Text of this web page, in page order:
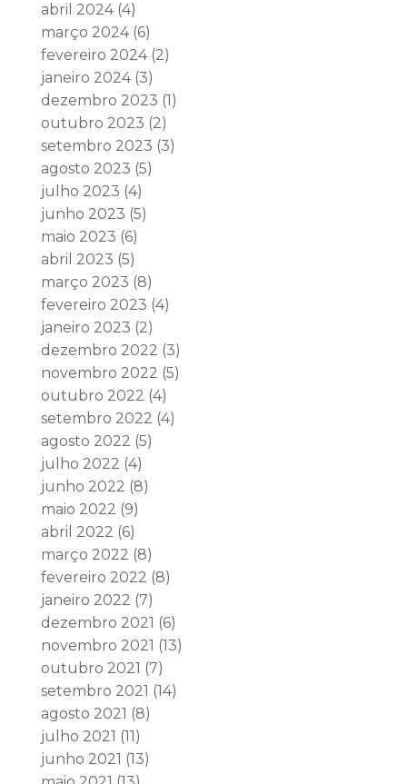
abril 2024(4)
março 2024(6)
fevereiro 2024(2)
janeiro 2024(3)
dezembro 2023 (1)
outubro 2023 (2)
setembro 2023 (3)
agosto 2023 (5)
julho 2023 (4)
junho 2023 (5)
maio 2023 (6)
abril 2023 (5)
março 2023 (8)
fevereiro 2023 (4)
janeiro 2023 (2)
dezembro 2022 (3)
novembro 2022 (5)
outubro 2022 (4)
setembro 2022 (4)
agosto 2022 (5)
julho 2022 (4)
junho 2022 (8)
maio 2022 (9)
abril 2022 (6)
março 2022 (8)
fevereiro 2022 (8)
janeiro 2022 (7)
dezembro 2021 (6)
novembro 2021 (13)
outubro 2021 (7)
setembro 2021 (14)
agosto 2021 (8)
julho 2021 (11)
junho 2021 (13)